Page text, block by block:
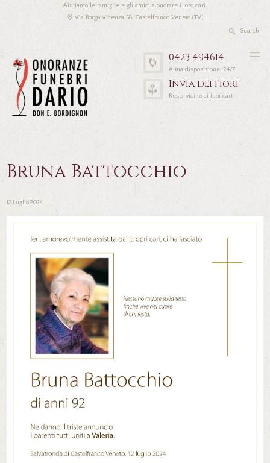
Aiutiamo le famiglie e gli amici a onorare i loro cari.
Via Borgo Vicenza 58, Castelfranco Veneto (TV)
0423 494614
A tua disposizione. 24/7
Invia dei fiori
Resta vicino ai tuoi cari.
Bruna Battocchio
12 Luglio 2024